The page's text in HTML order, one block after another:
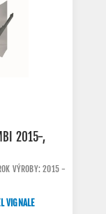
2015-,
VÝROBY: 2015 -
VIGNALE